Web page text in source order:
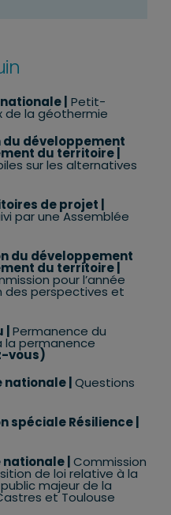
| Petit-
de la géothermie
du développement
du territoire |
sur les alternatives
de projet |
par une Assemblée
du développement
du territoire |
pour l’année
des perspectives et
Permanence du
la permanence
vous)
| Questions
spéciale Résilience |
| Commission
de loi relative à la
majeur de la
et Toulouse